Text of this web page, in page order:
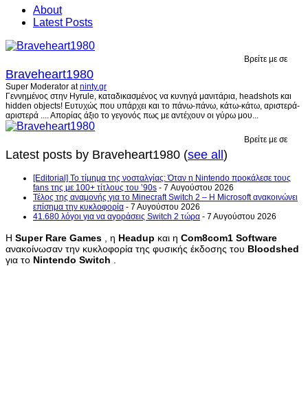
About
Latest Posts
Βρείτε με σε
Braveheart1980
Super Moderator atninty.gr
Γεννημένος στην Hyrule, καταδικασμένος να κυνηγά μανιτάρια, headshots και
hidden objects! Ευτυχώς που υπάρχει και το πάνω-πάνω, κάτω-κάτω, αριστερά-
αριστερά .... Απορίας άξιο το γεγονός πως με αντέχουν οι γύρω μου...
Βρείτε με σε
Latest posts by Braveheart1980 (see all)
[Editorial] Το τίμημα της νοσταλγίας: Όταν η Nintendo προκάλεσε τους
fans της με 100+ τίτλους του ’90s - 7 Αυγούστου 2026
Τέλος της αναμονής για το Minecraft Switch 2 – Η Microsoft ανακοινώνει
επίσημα την κυκλοφορία - 7 Αυγούστου 2026
41.680 λόγοι για να αγοράσεις Switch 2 τώρα - 7 Αυγούστου 2026
Η Super Rare Games , η Headup και η Com8com1 Software
ανακοίνωσαν την κυκλοφορία της φυσικής έκδοσης του Bloodshed
για το Nintendo Switch